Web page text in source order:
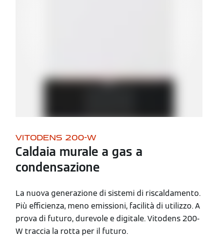
VITODENS 200-W
Caldaia murale a gas a
condensazione
La nuova generazione di sistemi di riscaldamento.
Più efficienza, meno emissioni, facilità di utilizzo. A
prova di futuro, durevole e digitale. Vitodens 200-
W traccia la rotta per il futuro.